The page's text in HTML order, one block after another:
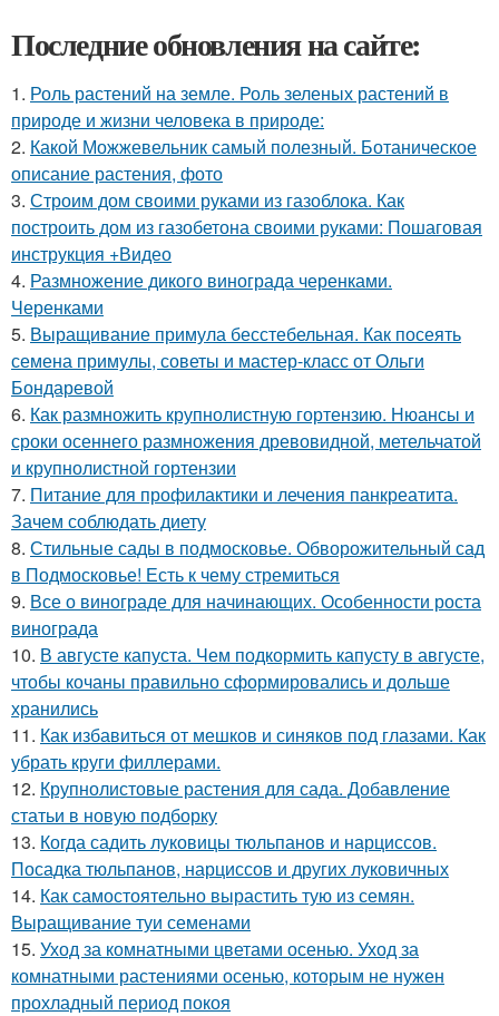
Последние обновления на сайте:
1. Роль растений на земле. Роль зеленых растений в
природе и жизни человека в природе:
2. Какой Можжевельник самый полезный. Ботаническое
описание растения, фото
3. Строим дом своими руками из газоблока. Как
построить дом из газобетона своими руками: Пошаговая
инструкция +Видео
4. Размножение дикого винограда черенками.
Черенками
5. Выращивание примула бесстебельная. Как посеять
семена примулы, советы и мастер-класс от Ольги
Бондаревой
6. Как размножить крупнолистную гортензию. Нюансы и
сроки осеннего размножения древовидной, метельчатой
и крупнолистной гортензии
7. Питание для профилактики и лечения панкреатита.
Зачем соблюдать диету
8. Стильные сады в подмосковье. Обворожительный сад
в Подмосковье! Есть к чему стремиться
9. Все о винограде для начинающих. Особенности роста
винограда
10. В августе капуста. Чем подкормить капусту в августе,
чтобы кочаны правильно сформировались и дольше
хранились
11. Как избавиться от мешков и синяков под глазами. Как
убрать круги филлерами.
12. Крупнолистовые растения для сада. Добавление
статьи в новую подборку
13. Когда садить луковицы тюльпанов и нарциссов.
Посадка тюльпанов, нарциссов и других луковичных
14. Как самостоятельно вырастить тую из семян.
Выращивание туи семенами
15. Уход за комнатными цветами осенью. Уход за
комнатными растениями осенью, которым не нужен
прохладный период покоя